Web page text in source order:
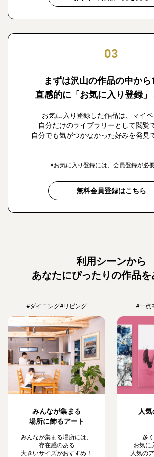
03
まずは沢山の作品の中から
直感的に「お気に入り登録」
お気に入り登録した作品は、マイ
自分だけのライブラリーとして閲覧
自分でも気がつかなかった好みを発見
※お気に入り登録には、会員登録が必要
無料会員登録はこちら
利用シーンから
あなたにぴったりの作品を
#ダイニング#リビング
みんなが集まる
場所に飾るアート
みんなが集まる場所には、
存在感のある
大きいサイズがおすすめ！
#一点
人
多
お気に
人気の